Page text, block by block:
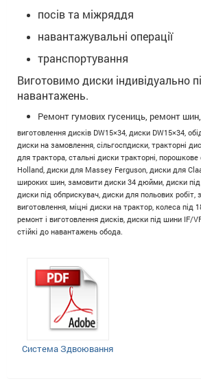
посів та міжряддя
навантажувальні операції
транспортування
Виготовимо диски індивідуально
навантажень.
Ремонт гумових гусениць, ремонт шин,
виготовлення дисків DW15×34, диски DW15×34,
диски на замовлення, сільгоспдиски, тракторні
для трактора, стальні диски тракторні,
Holland, диски для Massey Ferguson, диски для
широких шин, замовити диски 34 дюйми, диски під
диски під обприскувач, диски для польових
виготовлення, міцні диски на трактор, колеса
ремонт і виготовлення дисків, диски під шини IF/
стійкі до навантажень обода.
Система Здвоювання